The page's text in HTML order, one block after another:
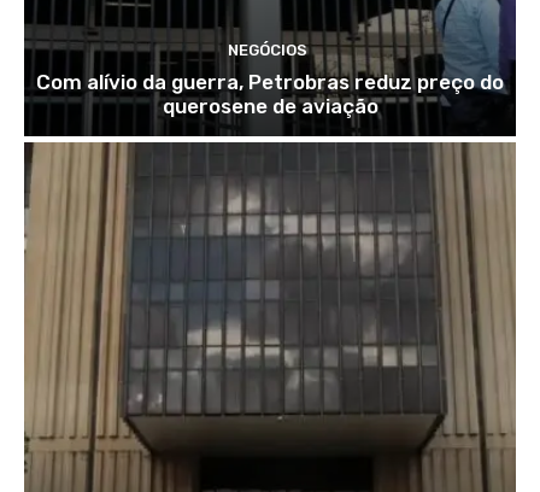
NEGÓCIOS
Com alívio da guerra, Petrobras reduz preço do
querosene de aviação